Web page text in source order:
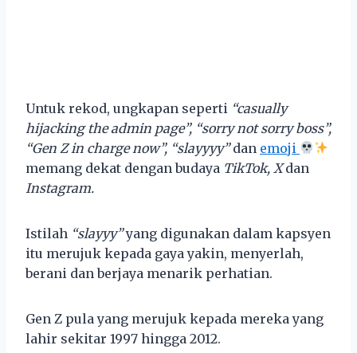
Untuk rekod, ungkapan seperti “casually
hijacking the admin page”, “sorry not sorry boss”,
“Gen Z in charge now”, “slayyyy”dan emoji
memang dekat dengan budaya TikTok, Xdan
Instagram.
Istilah “slayyy”yang digunakan dalam kapsyen
itu merujuk kepada gaya yakin, menyerlah,
berani dan berjaya menarik perhatian.
Gen Z pula yang merujuk kepada mereka yang
lahir sekitar 1997 hingga 2012.